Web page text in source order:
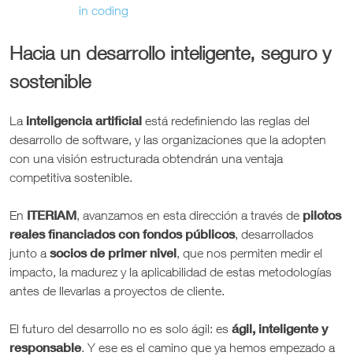
in coding
Hacia un desarrollo inteligente, seguro y
sostenible
La inteligencia artificial está redefiniendo las reglas del
desarrollo de software, y las organizaciones que la adopten
con una visión estructurada obtendrán una ventaja
competitiva sostenible.
En ITERIAM, avanzamos en esta dirección a través de pilotos
reales financiados con fondos públicos, desarrollados
junto a socios de primer nivel, que nos permiten medir el
impacto, la madurez y la aplicabilidad de estas metodologías
antes de llevarlas a proyectos de cliente.
El futuro del desarrollo no es solo ágil: es ágil, inteligente y
responsable. Y ese es el camino que ya hemos empezado a